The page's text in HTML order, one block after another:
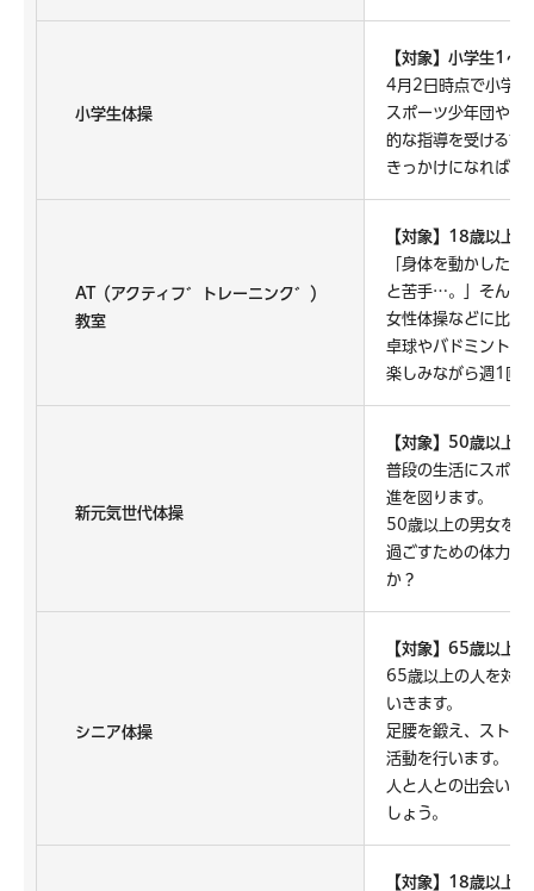
小学生体操
【対象】小学生1～
4月2日時点で小学
スポーツ少年団やク
的な指導を受ける前
きっかけになればと
AT（アクティフ゛トレーニンク゛）
教室
【対象】18歳以上
「身体を動かした
と苦手…。」そんな
女性体操などに比べ
卓球やバドミントン
楽しみながら週1回
新元気世代体操
【対象】50歳以上
普段の生活にスポー
進を図ります。
50歳以上の男女を
過ごすための体力、
か？
シニア体操
【対象】65歳以上
65歳以上の人を対
いきます。
足腰を鍛え、ストレ
活動を行います。
人と人との出会いを
しょう。
【対象】18歳以上